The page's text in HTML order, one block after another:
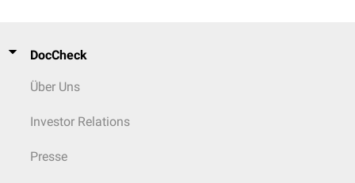
DocCheck
Über Uns
Investor Relations
Presse